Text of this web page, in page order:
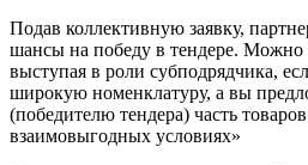
Подав коллективную заявку,
шансы на победу в тендере. Можно
выступая в роли субподрядчика,
широкую номенклатуру, а вы
(победителю тендера) часть
взаимовыгодных условиях»